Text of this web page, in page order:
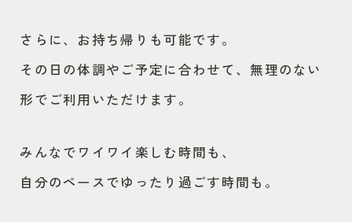
さらに、お持ち帰りも可能です。
その日の体調やご予定に合わせて、無理のない
形でご利用いただけます。
みんなでワイワイ楽しむ時間も、
自分のペースでゆったり過ごす時間も。